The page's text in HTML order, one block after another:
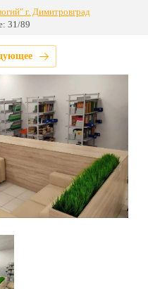
г. Димитровград
31/89